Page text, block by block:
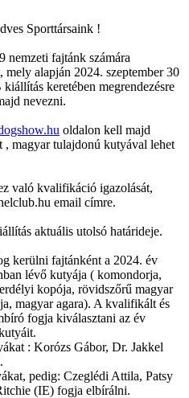
Sporttársaink !
nemzeti fajtánk számára
alapján 2024. szeptember 30
keretében megrendezésre
nevezni.
oldalon kell majd
, magyar tulajdonú kutyával lehet
való kvalifikáció igazolását,
email címre.
aktuális utolsó határideje.
kerülni fajtánként a 2024. év
lévő kutyája ( komondorja,
kopója, rövidszőrű magyar
magyar agara). A kvalifikált és
fogja kiválasztani az év
: Korózs Gábor, Dr. Jakkel
pedig: Czeglédi Attila, Patsy
(IE) fogja elbírálni.